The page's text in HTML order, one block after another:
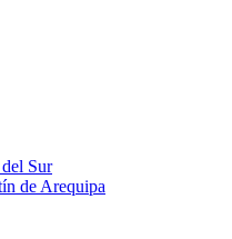
Sur
de Arequipa